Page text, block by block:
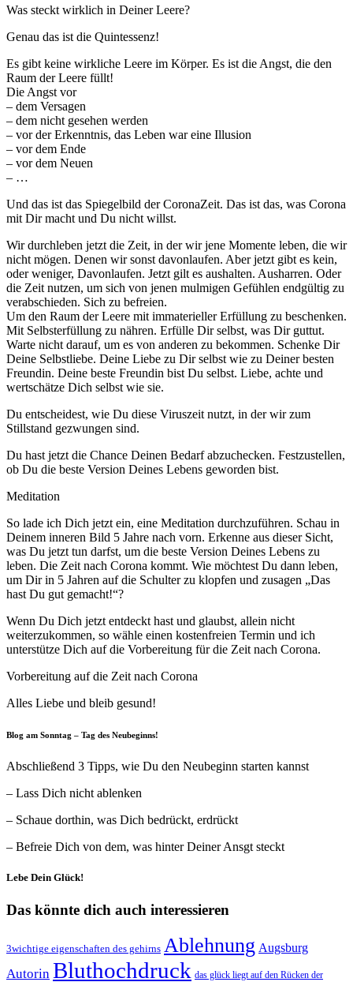
Was steckt wirklich in Deiner Leere?
Genau das ist die Quintessenz!
Es gibt keine wirkliche Leere im Körper. Es ist die Angst, die den
Raum der Leere füllt!
Die Angst vor
– dem Versagen
– dem nicht gesehen werden
– vor der Erkenntnis, das Leben war eine Illusion
– vor dem Ende
– vor dem Neuen
– …
Und das ist das Spiegelbild der CoronaZeit. Das ist das, was Corona
mit Dir macht und Du nicht willst.
Wir durchleben jetzt die Zeit, in der wir jene Momente leben, die wir
nicht mögen. Denen wir sonst davonlaufen. Aber jetzt gibt es kein,
oder weniger, Davonlaufen. Jetzt gilt es aushalten. Ausharren. Oder
die Zeit nutzen, um sich von jenen mulmigen Gefühlen endgültig zu
verabschieden. Sich zu befreien.
Um den Raum der Leere mit immaterieller Erfüllung zu beschenken.
Mit Selbsterfüllung zu nähren. Erfülle Dir selbst, was Dir guttut.
Warte nicht darauf, um es von anderen zu bekommen. Schenke Dir
Deine Selbstliebe. Deine Liebe zu Dir selbst wie zu Deiner besten
Freundin. Deine beste Freundin bist Du selbst. Liebe, achte und
wertschätze Dich selbst wie sie.
Du entscheidest, wie Du diese Viruszeit nutzt, in der wir zum
Stillstand gezwungen sind.
Du hast jetzt die Chance Deinen Bedarf abzuchecken. Festzustellen,
ob Du die beste Version Deines Lebens geworden bist.
Meditation
So lade ich Dich jetzt ein, eine Meditation durchzuführen. Schau in
Deinem inneren Bild 5 Jahre nach vorn. Erkenne aus dieser Sicht,
was Du jetzt tun darfst, um die beste Version Deines Lebens zu
leben. Die Zeit nach Corona kommt. Wie möchtest Du dann leben,
um Dir in 5 Jahren auf die Schulter zu klopfen und zusagen „Das
hast Du gut gemacht!“?
Wenn Du Dich jetzt entdeckt hast und glaubst, allein nicht
weiterzukommen, so wähle einen kostenfreien Termin und ich
unterstütze Dich auf die Vorbereitung für die Zeit nach Corona.
Vorbereitung auf die Zeit nach Corona
Alles Liebe und bleib gesund!
Blog am Sonntag – Tag des Neubeginns!
Abschließend 3 Tipps, wie Du den Neubeginn starten kannst
– Lass Dich nicht ablenken
– Schaue dorthin, was Dich bedrückt, erdrückt
– Befreie Dich von dem, was hinter Deiner Ansgt steckt
Lebe Dein Glück!
Das könnte dich auch interessieren
3wichtige eigenschaften des gehirns Ablehnung Augsburg
Autorin Bluthochdruck das glück liegt auf den Rücken der